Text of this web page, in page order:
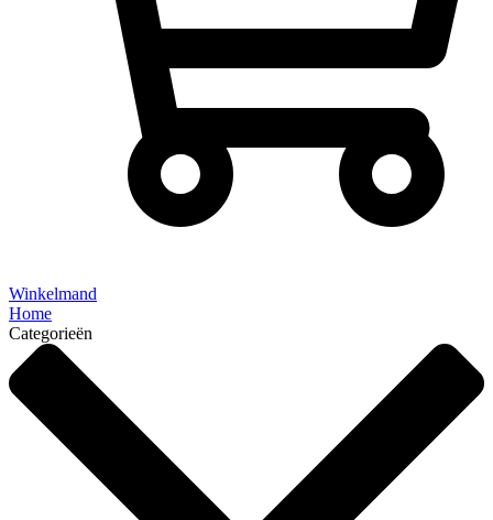
Winkelmand
Home
Categorieën